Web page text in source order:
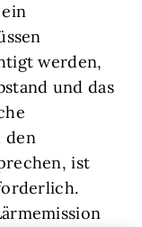
werden,
und das
den
ist